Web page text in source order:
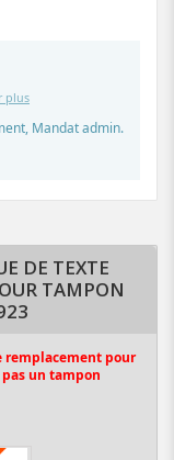
plus
Mandat admin.
DE TEXTE
TAMPON
remplacement pour
un tampon